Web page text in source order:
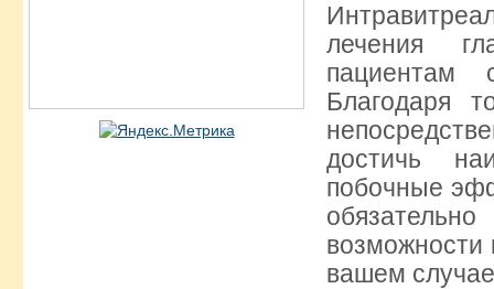
лечения
пациентам
Благодаря
достичь
побочные
возможности
вашем